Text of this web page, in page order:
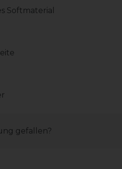
Softmaterial
gefallen?